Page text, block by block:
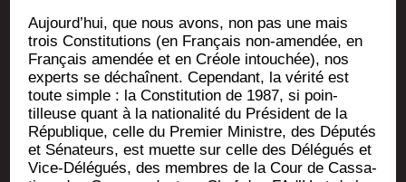
Aujourd’­hui, que nous avons, non pas une mais
trois Consti­tu­tions (en Fran­çais non-amen­dée, en
Fran­çais amen­dée et en Créole intou­chée), nos
experts se déchaînent. Cepen­dant, la véri­té est
toute simple : la Consti­tu­tion de 1987, si poin­
tilleuse quant à la natio­na­li­té du Pré­sident de la
Répu­blique, celle du Pre­mier Ministre, des Dépu­tés
et Séna­teurs, est muette sur celle des Délé­gués et
Vice-Délé­gués, des membres de la Cour de Cas­sa­